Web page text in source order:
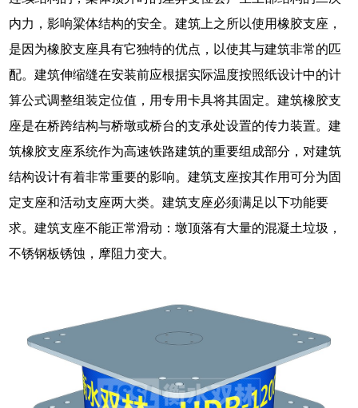
内力，影响粱体结构的安全。建筑上之所以使用橡胶支座，
是因为橡胶支座具有它独特的优点，以使其与建筑非常的匹
配。建筑伸缩缝在安装前应根据实际温度按照纸设计中的计
算公式调整组装定位值，用专用卡具将其固定。建筑橡胶支
座是在桥跨结构与桥墩或桥台的支承处设置的传力装置。建
筑橡胶支座系统作为高速铁路建筑的重要组成部分，对建筑
结构设计有着非常重要的影响。建筑支座按其作用可分为固
定支座和活动支座两大类。建筑支座必须满足以下功能要
求。建筑支座不能正常滑动：墩顶落有大量的混凝土垃圾，
不锈钢板锈蚀，摩阻力变大。